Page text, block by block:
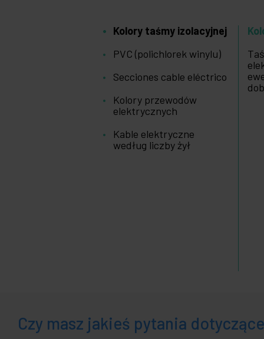
Kolory taśmy izolacyjnej
PVC (polichlorek winylu)
Secciones cable eléctrico
Kolory przewodów
elektrycznych
Kable elektryczne
według liczby żył
Czy masz jakieś pytania